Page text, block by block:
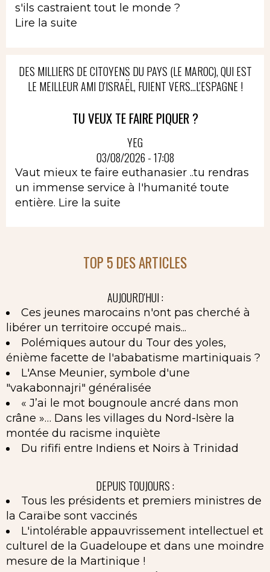
s'ils castraient tout le monde ?
Lire la suite
DES MILLIERS DE CITOYENS DU PAYS (LE MAROC), QUI EST
LE MEILLEUR AMI D'ISRAËL, FUIENT VERS...L'ESPAGNE !
TU VEUX TE FAIRE PIQUER ?
YEG
03/08/2026 - 17:08
Vaut mieux te faire euthanasier ..tu rendras
un immense service à l'humanité toute
entière. Lire la suite
TOP 5 DES ARTICLES
AUJOURD'HUI :
Ces jeunes marocains n'ont pas cherché à
libérer un territoire occupé mais...
Polémiques autour du Tour des yoles,
énième facette de l'ababatisme martiniquais ?
L'Anse Meunier, symbole d'une
"vakabonnajri" généralisée
« J’ai le mot bougnoule ancré dans mon
crâne »… Dans les villages du Nord-Isère la
montée du racisme inquiète
Du rififi entre Indiens et Noirs à Trinidad
DEPUIS TOUJOURS :
Tous les présidents et premiers ministres de
la Caraïbe sont vaccinés
L'intolérable appauvrissement intellectuel et
culturel de la Guadeloupe et dans une moindre
mesure de la Martinique !